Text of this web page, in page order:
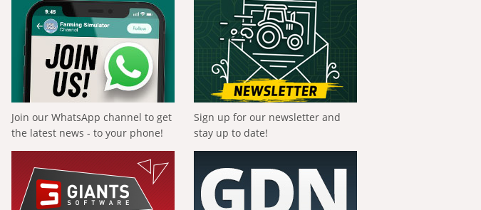
Join our WhatsApp channel to get
the latest news - to your phone!
Sign up for our newsletter and
stay up to date!